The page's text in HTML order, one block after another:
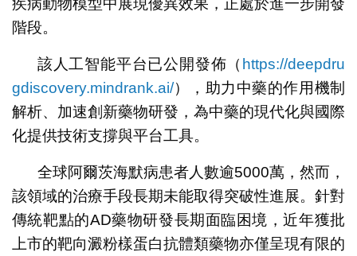
疾病動物模型中展現優異效果，正處於進一步開發
階段。
該人工智能平台已公開發佈（ https://deepdru
gdiscovery.mindrank.ai/），助力中藥的作用機制
解析、加速創新藥物研發，為中藥的現代化與國際
化提供技術支撐與平台工具。
全球阿爾茨海默病患者人數逾5000萬，然而，
該領域的治療手段長期未能取得突破性進展。針對
傳統靶點的AD藥物研發長期面臨困境，近年獲批
上市的靶向澱粉樣蛋白抗體類藥物亦僅呈現有限的